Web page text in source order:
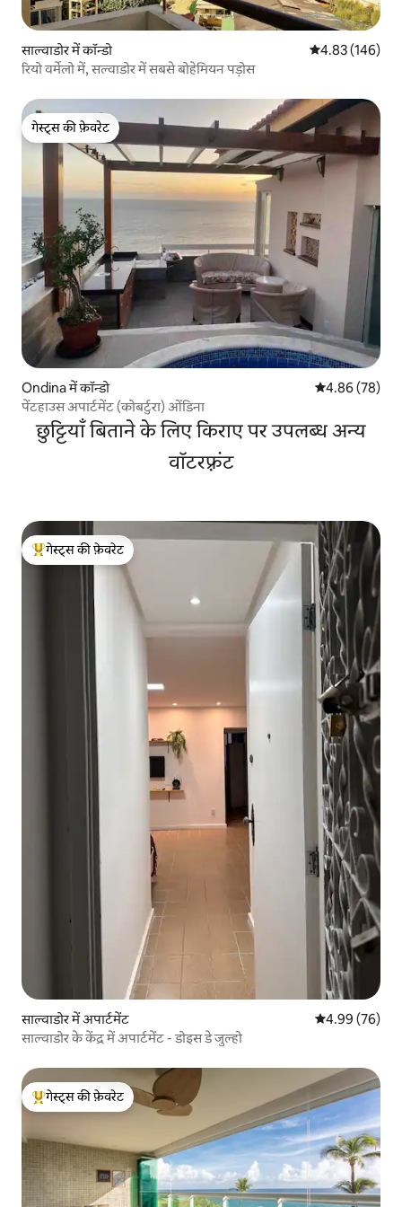
साल्वाडोर में कॉन्डो औसत रेटिंग 5 में से
4.83 (146)
रियो वर्मेलो में, सल्वाडोर में सबसे बोहेमियन पड़ोस
गेस्ट्स की फ़ेवरेट
गेस्ट्स की फ़ेवरेट
Ondina में कॉन्डो औसत रेटिंग 5 में
4.86 (78)
पेंटहाउस अपार्टमेंट (कोबर्टुरा) ओंडिना
छुट्टियाँ बिताने के लिए किराए पर उपलब्ध अन्य
वॉटरफ़्रंट
गेस्ट्स का टॉप फ़ेवरेट
गेस्ट्स की फ़ेवरेट
साल्वाडोर में अपार्टमेंट औसत रेटिंग 5 में
4.99 (76)
साल्वाडोर के केंद्र में अपार्टमेंट - डोइस डे जुल्हो
गेस्ट्स का टॉप फ़ेवरेट
गेस्ट्स की फ़ेवरेट